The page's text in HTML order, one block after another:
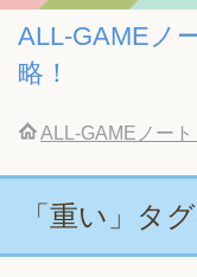
ALL-GAMEノ
略！
ALL-GAMEノート
「重い」タ